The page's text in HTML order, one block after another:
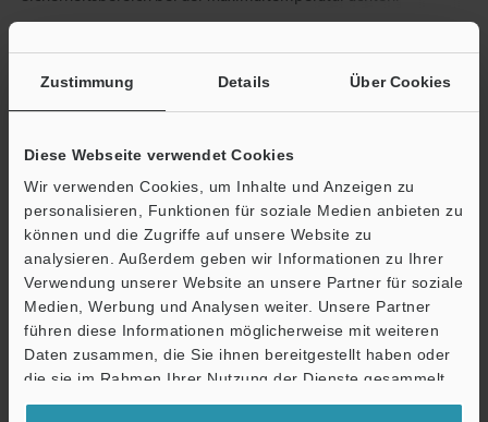
Zustimmung Details Über Cookies
Diese Webseite verwendet Cookies
Wir verwenden Cookies, um Inhalte und Anzeigen zu
personalisieren, Funktionen für soziale Medien anbieten zu
können und die Zugriffe auf unsere Website zu
analysieren. Außerdem geben wir Informationen zu Ihrer
Verwendung unserer Website an unsere Partner für soziale
Medien, Werbung und Analysen weiter. Unsere Partner
führen diese Informationen möglicherweise mit weiteren
Daten zusammen, die Sie ihnen bereitgestellt haben oder
die sie im Rahmen Ihrer Nutzung der Dienste gesammelt
haben.
Datenblatt (PDF)
Technische Leitfäden
Datenblatt (PDF)
CAD / CAE